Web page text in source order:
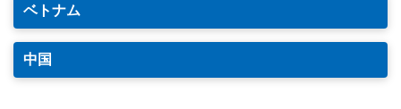
ベトナム
中国